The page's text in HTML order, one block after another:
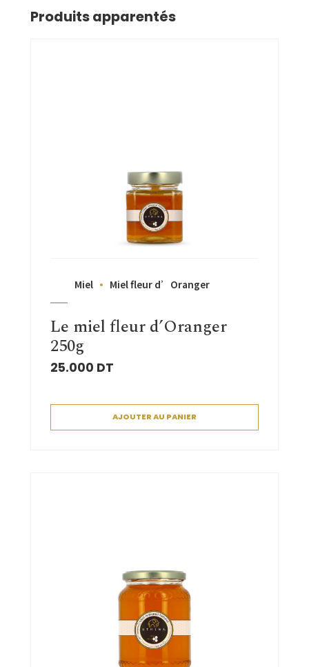
Produits apparentés
Miel Miel fleur d’Oranger
Le miel fleur d’Oranger
250g
25.000 DT
AJOUTER AU PANIER